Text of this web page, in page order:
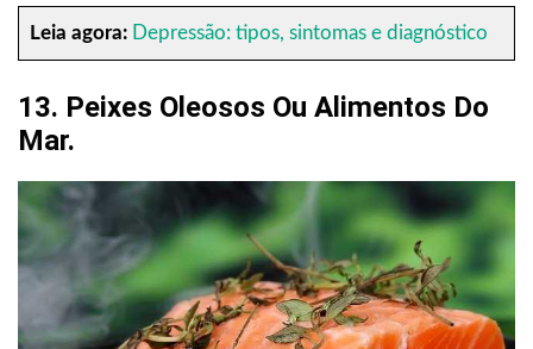
Leia agora: Depressão: tipos, sintomas e diagnóstico
13. Peixes Oleosos Ou Alimentos Do
Mar.